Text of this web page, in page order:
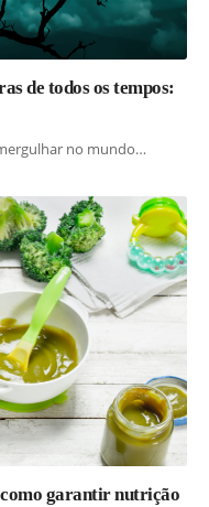
de todos os tempos:
no mundo…
garantir nutrição